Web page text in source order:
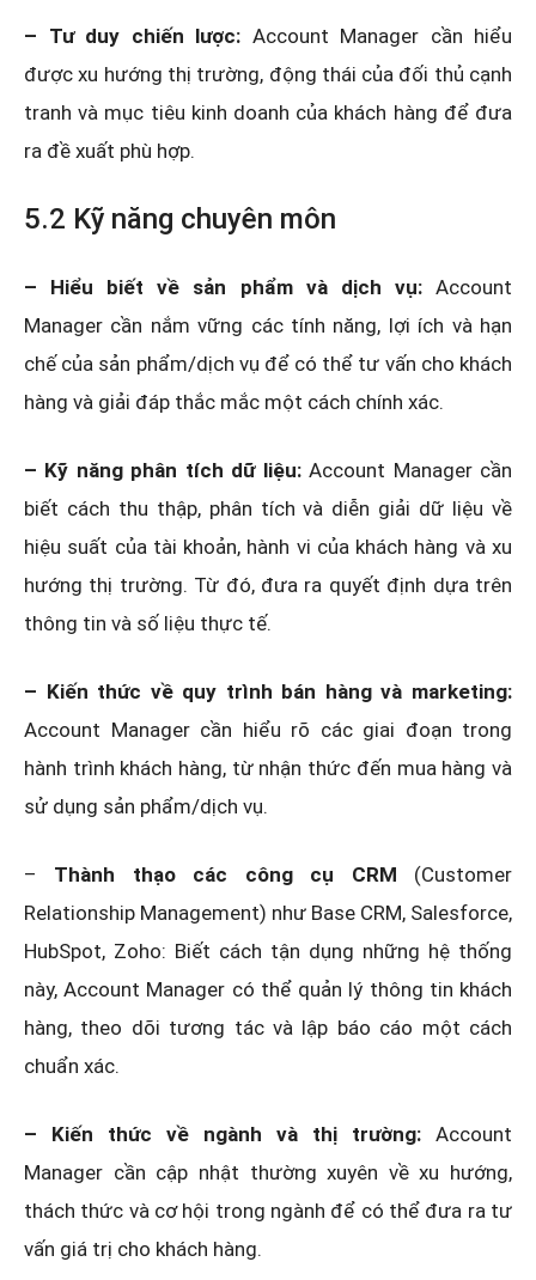
– Tư duy chiến lược: Account Manager cần hiểu
được xu hướng thị trường, động thái của đối thủ cạnh
tranh và mục tiêu kinh doanh của khách hàng để đưa
ra đề xuất phù hợp.
5.2 Kỹ năng chuyên môn
– Hiểu biết về sản phẩm và dịch vụ:Account
Manager cần nắm vững các tính năng, lợi ích và hạn
chế của sản phẩm/dịch vụ để có thể tư vấn cho khách
hàng và giải đáp thắc mắc một cách chính xác.
– Kỹ năng phân tích dữ liệu:Account Manager cần
biết cách thu thập, phân tích và diễn giải dữ liệu về
hiệu suất của tài khoản, hành vi của khách hàng và xu
hướng thị trường. Từ đó, đưa ra quyết định dựa trên
thông tin và số liệu thực tế.
– Kiến thức về quy trình bán hàng và marketing:
Account Manager cần hiểu rõ các giai đoạn trong
hành trình khách hàng, từ nhận thức đến mua hàng và
sử dụng sản phẩm/dịch vụ.
– Thành thạo các công cụ CRM (Customer
Relationship Management) như Base CRM, Salesforce,
HubSpot, Zoho: Biết cách tận dụng những hệ thống
này, Account Manager có thể quản lý thông tin khách
hàng, theo dõi tương tác và lập báo cáo một cách
chuẩn xác.
– Kiến thức về ngành và thị trường: Account
Manager cần cập nhật thường xuyên về xu hướng,
thách thức và cơ hội trong ngành để có thể đưa ra tư
vấn giá trị cho khách hàng.